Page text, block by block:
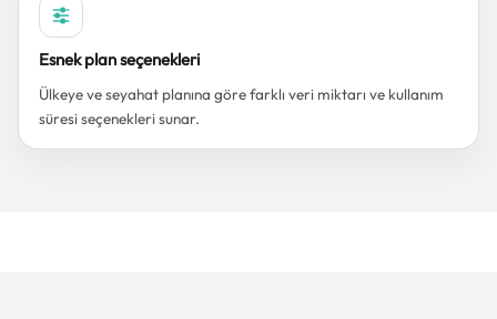
Esnek plan seçenekleri
Ülkeye ve seyahat planına göre farklı veri miktarı ve kullanım
süresi seçenekleri sunar.